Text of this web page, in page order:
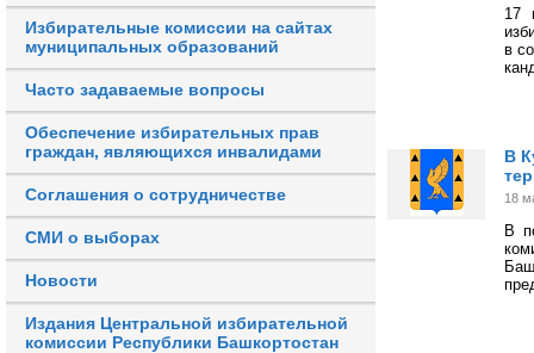
Избирательные комиссии на сайтах
муниципальных образований
Часто задаваемые вопросы
Обеспечение избирательных прав
граждан, являющихся инвалидами
Соглашения о сотрудничестве
СМИ о выборах
Новости
Издания Центральной избирательной
комиссии Республики Башкортостан
17
в
В
18
В